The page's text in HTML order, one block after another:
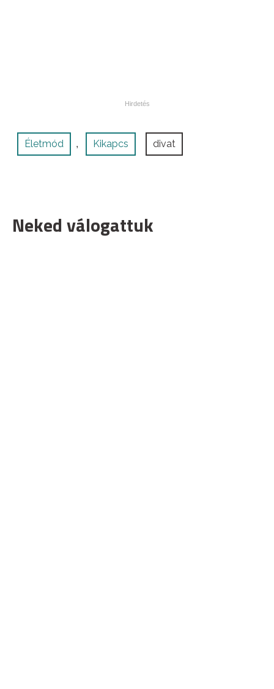
Életmód , Kikapcs divat
Neked válogattuk